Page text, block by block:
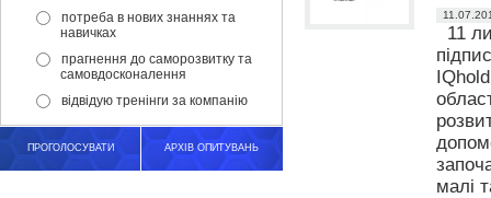
потреба в нових знаннях та
навичках
прагнення до саморозвитку та
самовдосконалення
відвідую тренінги за компанію
ПРОГОЛОСУВАТИ АРХІВ ОПИТУВАНЬ
11
малі